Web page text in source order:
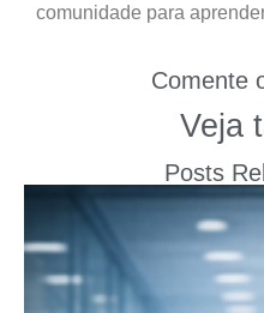
comunidade para
Comente
Veja
Posts